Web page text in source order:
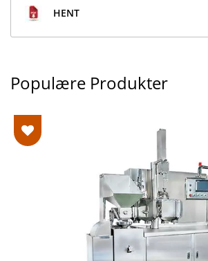
HENT
Populære Produkter